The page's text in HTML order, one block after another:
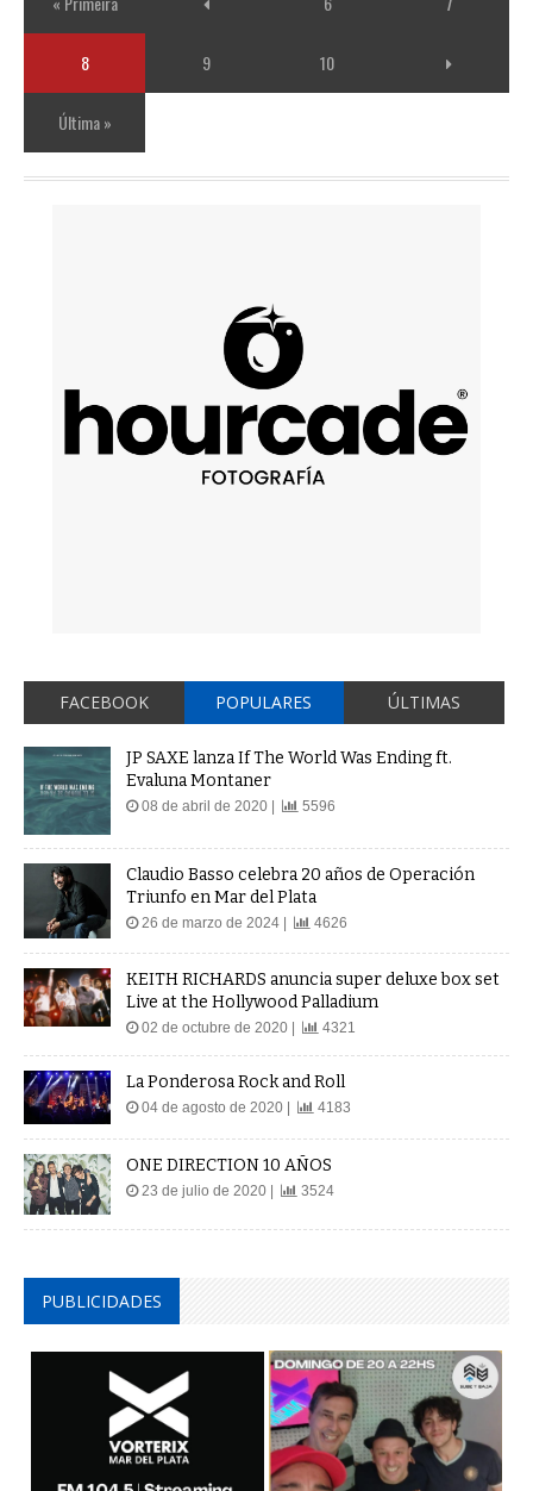
8 9 10
Última »
FACEBOOK POPULARES ÚLTIMAS
JP SAXE lanza If The World Was Ending ft.
Evaluna Montaner
08 de abril de 2020 | 5596
Claudio Basso celebra 20 años de Operación
Triunfo en Mar del Plata
26 de marzo de 2024 | 4626
KEITH RICHARDS anuncia super deluxe box set
Live at the Hollywood Palladium
02 de octubre de 2020 | 4321
La Ponderosa Rock and Roll
04 de agosto de 2020 | 4183
ONE DIRECTION 10 AÑOS
23 de julio de 2020 | 3524
PUBLICIDADES